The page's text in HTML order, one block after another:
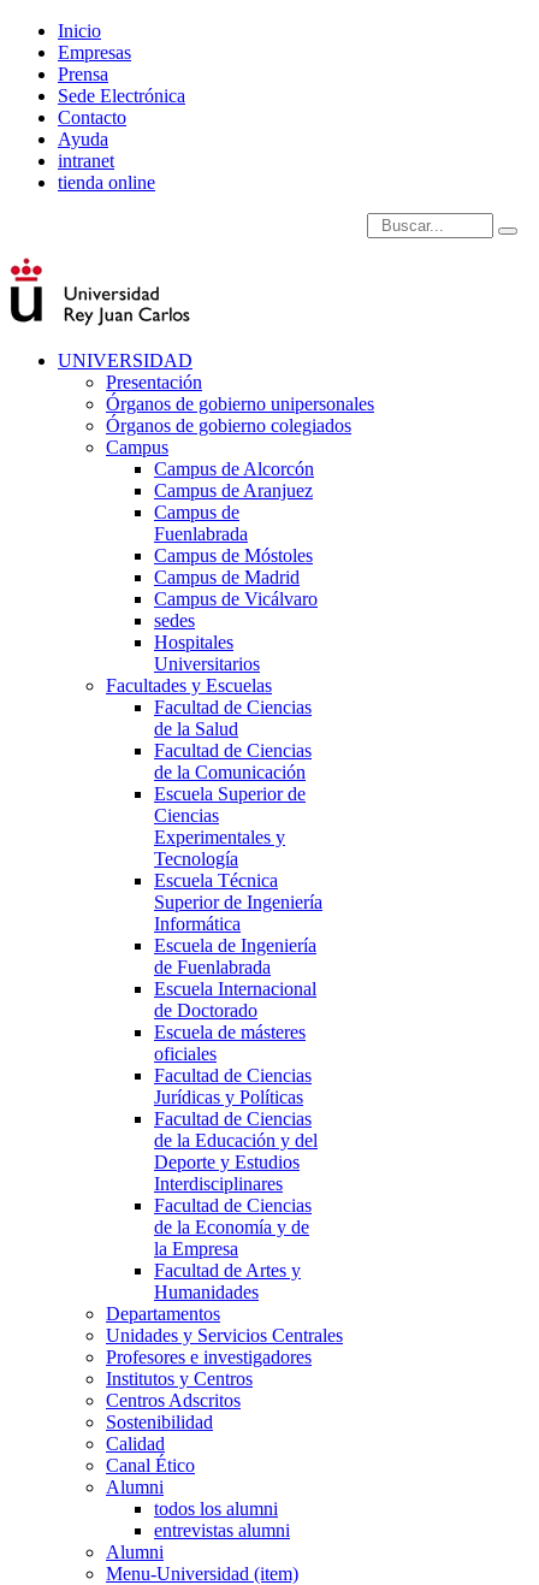
Inicio
Empresas
Prensa
Sede Electrónica
Contacto
Ayuda
intranet
tienda online
Introduce términos de
UNIVERSIDAD
Presentación
Órganos de gobierno unipersonales
Órganos de gobierno colegiados
Campus
Campus de Alcorcón
Campus de Aranjuez
Campus de
Fuenlabrada
Campus de Móstoles
Campus de Madrid
Campus de Vicálvaro
sedes
Hospitales
Universitarios
Facultades y Escuelas
Facultad de Ciencias
de la Salud
Facultad de Ciencias
de la Comunicación
Escuela Superior de
Ciencias
Experimentales y
Tecnología
Escuela Técnica
Superior de Ingeniería
Informática
Escuela de Ingeniería
de Fuenlabrada
Escuela Internacional
de Doctorado
Escuela de másteres
oficiales
Facultad de Ciencias
Jurídicas y Políticas
Facultad de Ciencias
de la Educación y del
Deporte y Estudios
Interdisciplinares
Facultad de Ciencias
de la Economía y de
la Empresa
Facultad de Artes y
Humanidades
Departamentos
Unidades y Servicios Centrales
Profesores e investigadores
Institutos y Centros
Centros Adscritos
Sostenibilidad
Calidad
Canal Ético
Alumni
todos los alumni
entrevistas alumni
Alumni
Menu-Universidad (item)